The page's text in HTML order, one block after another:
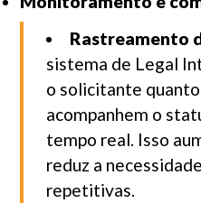
Rastreamento
sistema de Legal
o solicitante
acompanhem o
tempo real. Isso
reduz a
repetitivas.